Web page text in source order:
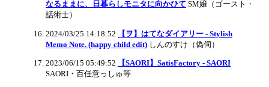
なるままに、日暮らしモニタに向かひて SM嬢（ゴースト・
話術士）
2024/03/25 14:18:52
【ヲ】はてなダイアリー - Stylish
Memo Note. (happy child edit) しんのすけ（偽伺）
2023/06/15 05:49:52
【SAORI】SatisFactory - SAORI
SAORI・百任意っしゅ等